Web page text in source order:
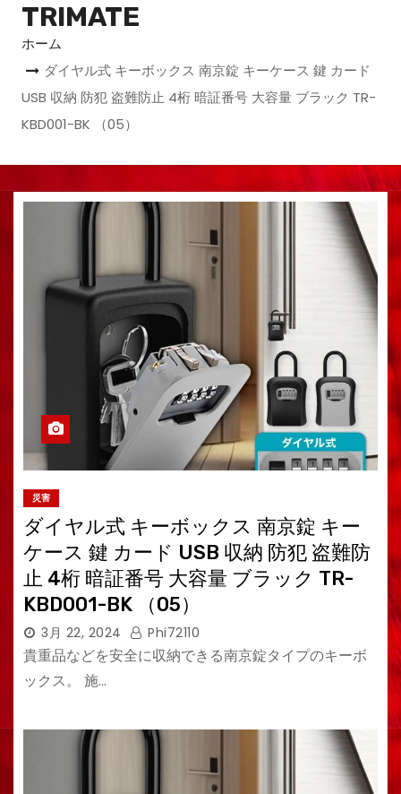
TRIMATE
ホーム
ダイヤル式 キーボックス 南京錠 キーケース 鍵 カード
USB 収納 防犯 盗難防止 4桁 暗証番号 大容量 ブラック TR-
KBD001-BK （05）
災害
ダイヤル式 キーボックス 南京錠 キー
ケース 鍵 カード USB 収納 防犯 盗難防
止 4桁 暗証番号 大容量 ブラック TR-
KBD001-BK （05）
3月 22, 2024 Phi72110
貴重品などを安全に収納できる南京錠タイプのキーボ
ックス。 施…